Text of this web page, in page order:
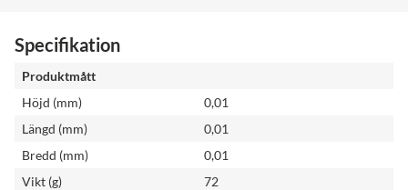
Specifikation
Produktmått
Höjd (mm)
0,01
Längd (mm)
0,01
Bredd (mm)
0,01
Vikt (g)
72